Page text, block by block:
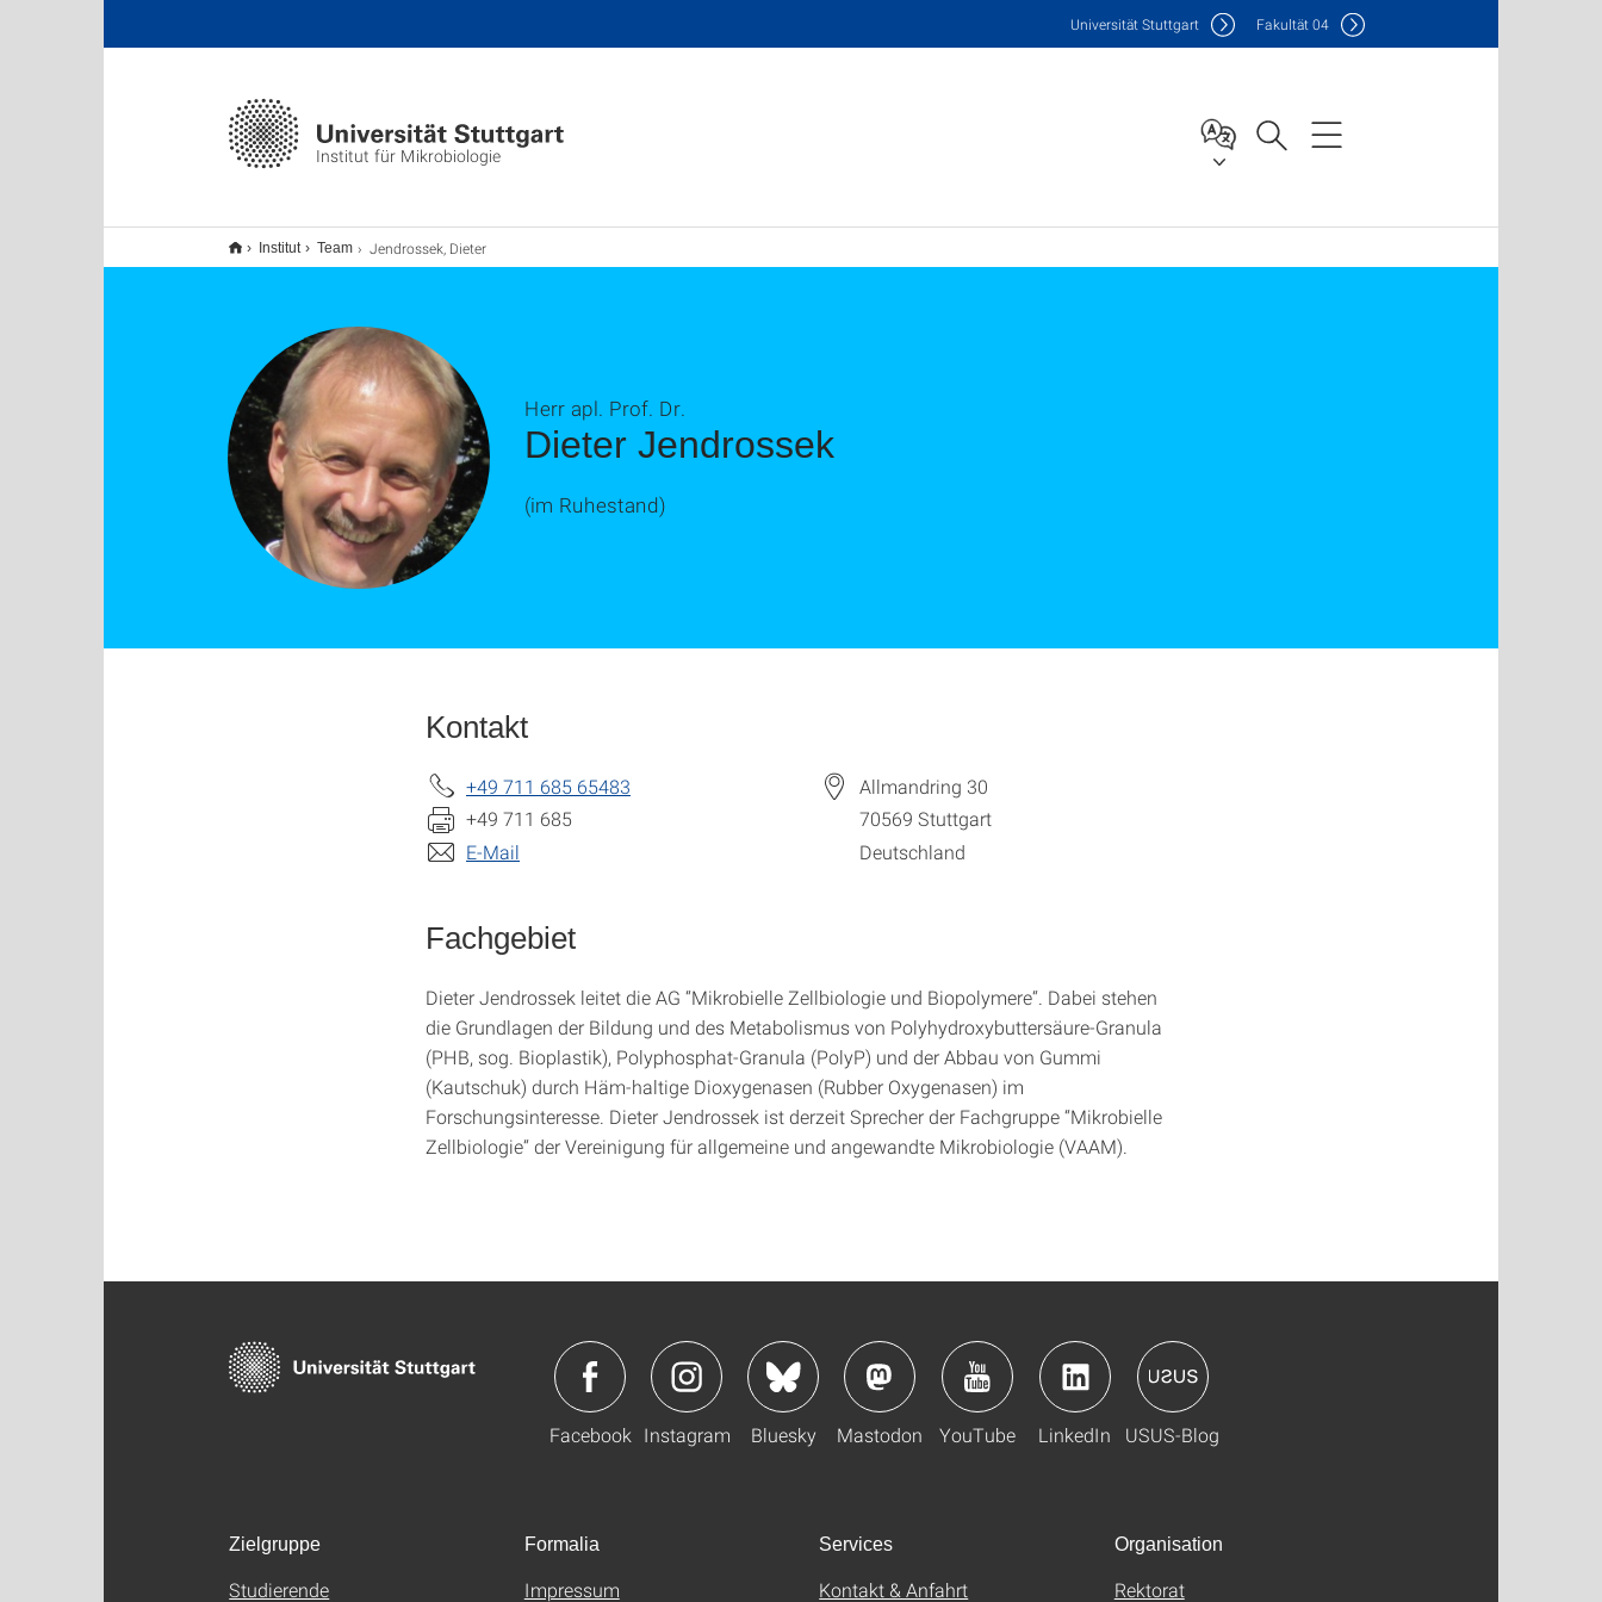
Institut für Mikrobiologie
Universität Stuttgart Fakultät04
Institut Team Jendrossek, Dieter
Dieter Jendrossek
Herr apl. Prof. Dr.
(im Ruhestand)
Kontakt
+49 711 685 65483
+49 711 685
E-Mail
Allmandring 30
70569 Stuttgart
Deutschland
Fachgebiet
Dieter Jendrossek leitet die AG “Mikrobielle Zellbiologie und Biopolymere“. Dabei stehen
die Grundlagen der Bildung und des Metabolismus von Polyhydroxybuttersäure-Granula
(PHB, sog. Bioplastik), Polyphosphat-Granula (PolyP) und der Abbau von Gummi
(Kautschuk) durch Häm-haltige Dioxygenasen (Rubber Oxygenasen) im
Forschungsinteresse. Dieter Jendrossek ist derzeit Sprecher der Fachgruppe “Mikrobielle
Zellbiologie“ der Vereinigung für allgemeine und angewandte Mikrobiologie (VAAM).
Facebook Instagram Bluesky Mastodon YouTube LinkedIn USUS-Blog
Zielgruppe
Studierende
Formalia
Impressum
Services
Kontakt & Anfahrt
Organisation
Rektorat